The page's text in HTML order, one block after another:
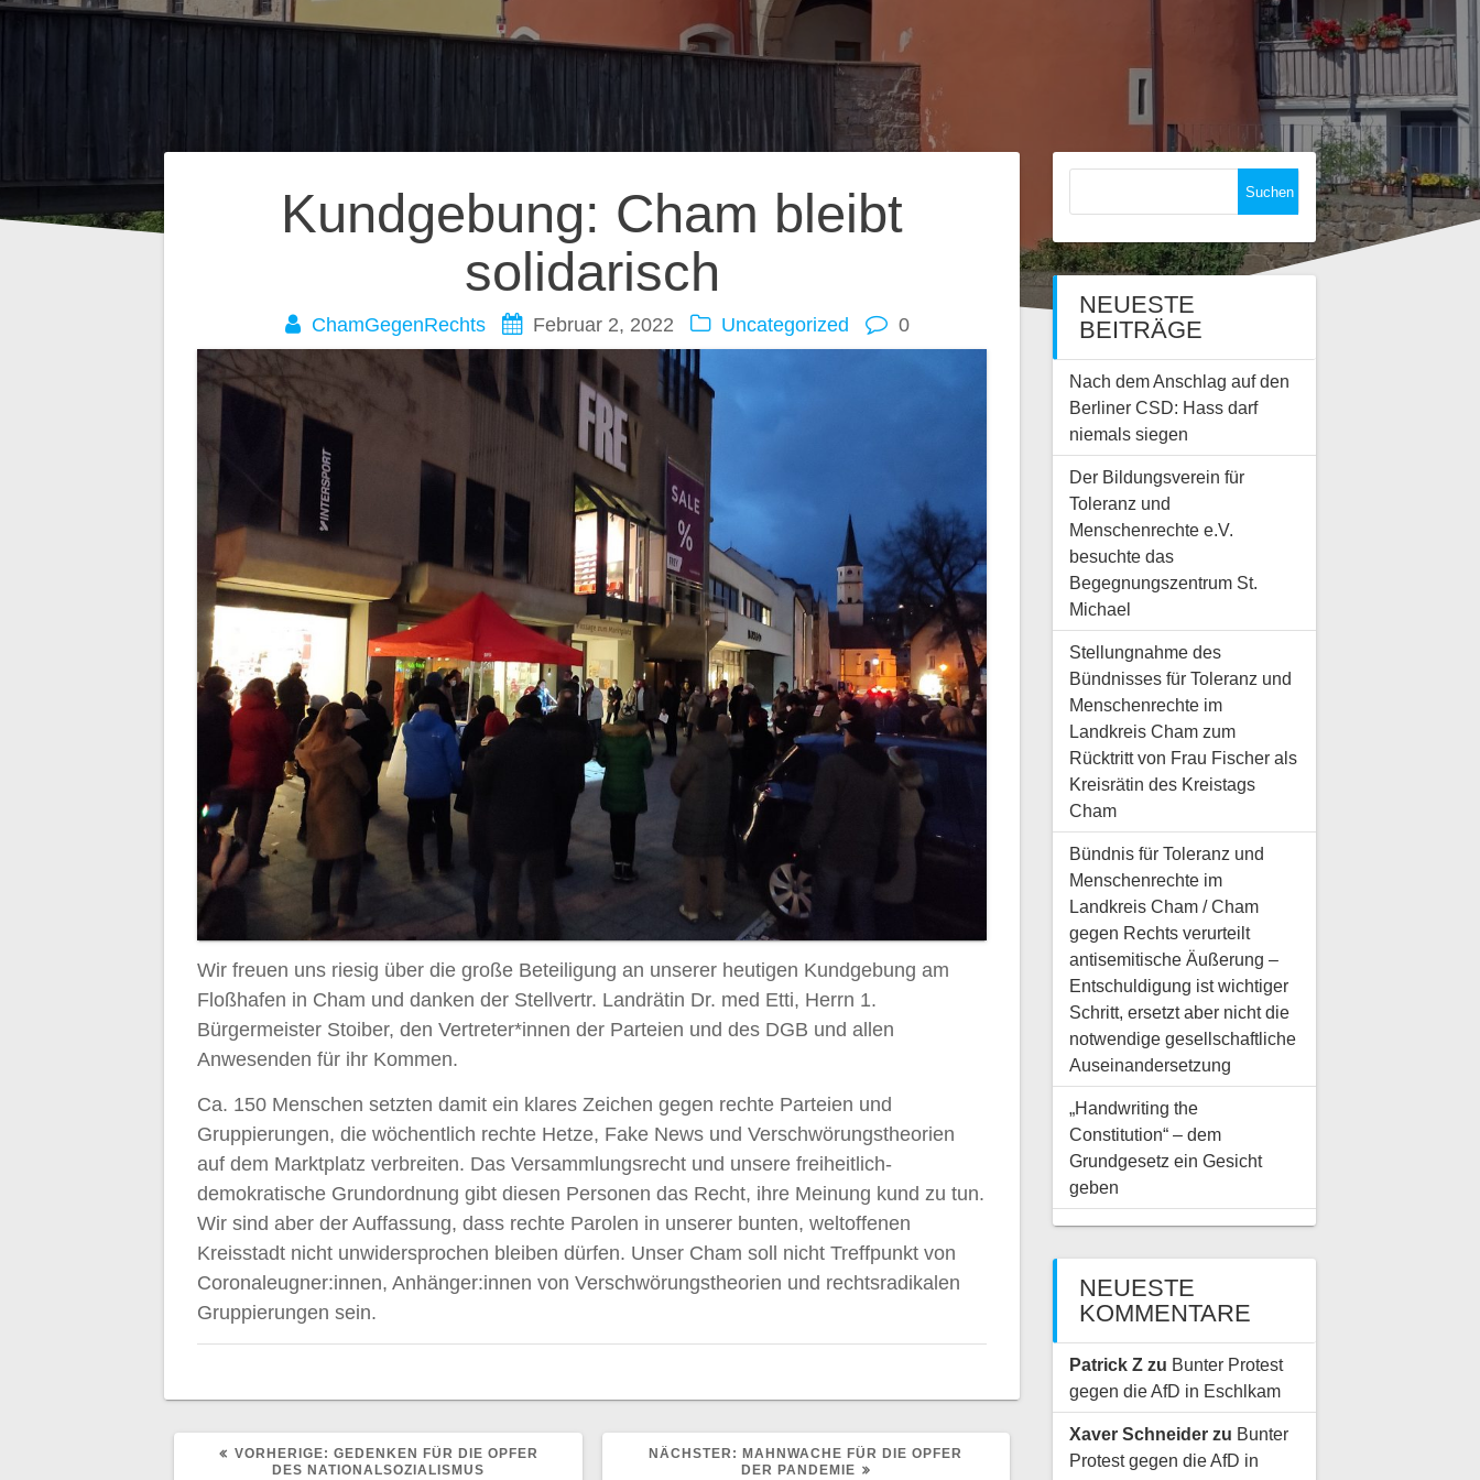
Kundgebung: Cham bleibt
solidarisch
ChamGegenRechts Februar 2, 2022 Uncategorized 0
Wir freuen uns riesig über die große Beteiligung an unserer heutigen Kundgebung am
Floßhafen in Cham und danken der Stellvertr. Landrätin Dr. med Etti, Herrn 1.
Bürgermeister Stoiber, den Vertreter*innen der Parteien und des DGB und allen
Anwesenden für ihr Kommen.
Ca. 150 Menschen setzten damit ein klares Zeichen gegen rechte Parteien und
Gruppierungen, die wöchentlich rechte Hetze, Fake News und Verschwörungstheorien
auf dem Marktplatz verbreiten. Das Versammlungsrecht und unsere freiheitlich-
demokratische Grundordnung gibt diesen Personen das Recht, ihre Meinung kund zu tun.
Wir sind aber der Auffassung, dass rechte Parolen in unserer bunten, weltoffenen
Kreisstadt nicht unwidersprochen bleiben dürfen. Unser Cham soll nicht Treffpunkt von
Coronaleugner:innen, Anhänger:innen von Verschwörungstheorien und rechtsradikalen
Gruppierungen sein.
Beitragsnavigation
VORHERIGE: VORHERIGER
BEITRAG:
GEDENKEN FÜR DIE OPFER
DES NATIONALSOZIALISMUS
NÄCHSTER: NÄCHSTER
BEITRAG:
MAHNWACHE FÜR DIE OPFER
DER PANDEMIE
NEUESTE
BEITRÄGE
Nach dem Anschlag auf den
Berliner CSD: Hass darf
niemals siegen
Der Bildungsverein für
Toleranz und
Menschenrechte e.V.
besuchte das
Begegnungszentrum St.
Michael
Stellungnahme des
Bündnisses für Toleranz und
Menschenrechte im
Landkreis Cham zum
Rücktritt von Frau Fischer als
Kreisrätin des Kreistags
Cham
Bündnis für Toleranz und
Menschenrechte im
Landkreis Cham / Cham
gegen Rechts verurteilt
antisemitische Äußerung –
Entschuldigung ist wichtiger
Schritt, ersetzt aber nicht die
notwendige gesellschaftliche
Auseinandersetzung
„Handwriting the
Constitution“ – dem
Grundgesetz ein Gesicht
geben
NEUESTE
KOMMENTARE
Patrick Zzu Bunter Protest
gegen die AfD in Eschlkam
Xaver Schneiderzu Bunter
Protest gegen die AfD in